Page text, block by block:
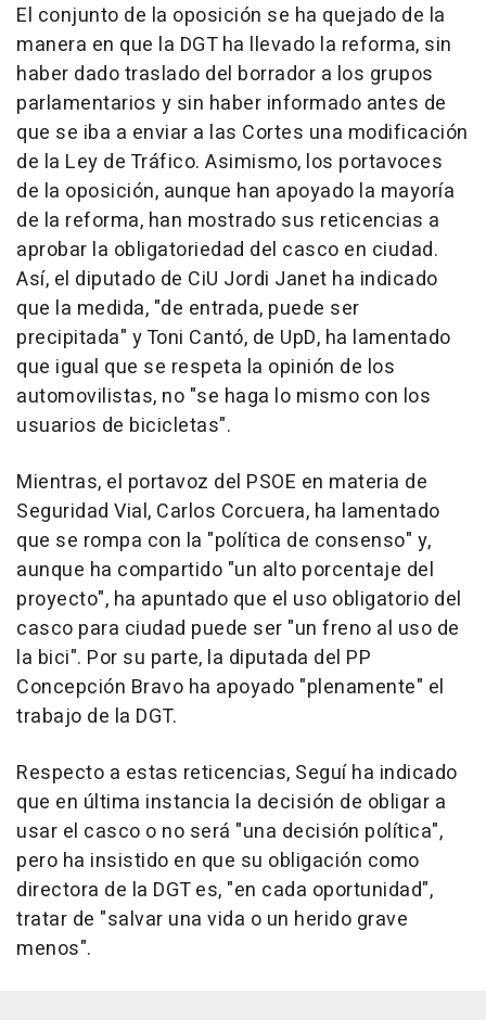
El conjunto de la oposición se ha quejado de la
manera en que la DGT ha llevado la reforma, sin
haber dado traslado del borrador a los grupos
parlamentarios y sin haber informado antes de
que se iba a enviar a las Cortes una modificación
de la Ley de Tráfico. Asimismo, los portavoces
de la oposición, aunque han apoyado la mayoría
de la reforma, han mostrado sus reticencias a
aprobar la obligatoriedad del casco en ciudad.
Así, el diputado de CiU Jordi Janet ha indicado
que la medida, "de entrada, puede ser
precipitada" y Toni Cantó, de UpD, ha lamentado
que igual que se respeta la opinión de los
automovilistas, no "se haga lo mismo con los
usuarios de bicicletas".
Mientras, el portavoz del PSOE en materia de
Seguridad Vial, Carlos Corcuera, ha lamentado
que se rompa con la "política de consenso" y,
aunque ha compartido "un alto porcentaje del
proyecto", ha apuntado que el uso obligatorio del
casco para ciudad puede ser "un freno al uso de
la bici". Por su parte, la diputada del PP
Concepción Bravo ha apoyado "plenamente" el
trabajo de la DGT.
Respecto a estas reticencias, Seguí ha indicado
que en última instancia la decisión de obligar a
usar el casco o no será "una decisión política",
pero ha insistido en que su obligación como
directora de la DGT es, "en cada oportunidad",
tratar de "salvar una vida o un herido grave
menos".